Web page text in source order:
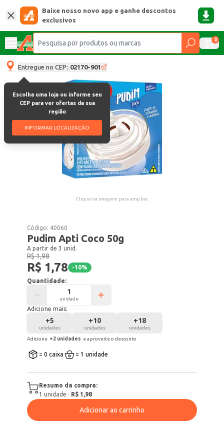
Baixe nosso novo app e ganhe descontos
exclusivos
0
Entregue no CEP: 02170-901
Escolha uma loja ou informe seu
CEP para ver ofertas da sua
região
INFORMAR LOCALIZAÇÃO
Clique na imagem para ampliar.
Código: 40060
Pudim Apti Coco 50g
A partir de 3 unid.
R$ 1,98
R$ 1,78 -10%
Quantidade:
unidade
Adicione mais:
+5
unidades
+10
unidades
+18
unidades
Adicione +2 unidades e aproveite o desconto
= 0 caixa = 1 unidade
Resumo da compra:
1 unidade · R$ 1,98
Adicionar ao carrinho